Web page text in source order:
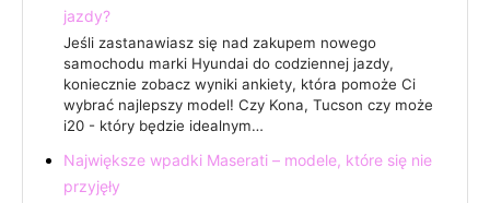
jazdy?
Jeśli zastanawiasz się nad zakupem nowego
samochodu marki Hyundai do codziennej jazdy,
koniecznie zobacz wyniki ankiety, która pomoże Ci
wybrać najlepszy model! Czy Kona, Tucson czy może
i20 - który będzie idealnym…
Największe wpadki Maserati – modele, które się nie
przyjęły